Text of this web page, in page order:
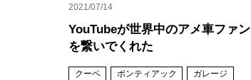
2021/07/14
YouTubeが世界中のアメ車ファン
を繋いでくれた
クーペ ポンティアック ガレージ